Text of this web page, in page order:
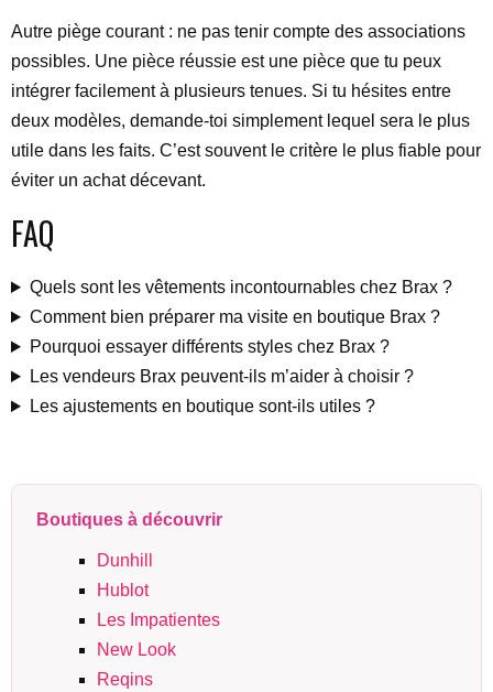
Autre piège courant : ne pas tenir compte des associations
possibles. Une pièce réussie est une pièce que tu peux
intégrer facilement à plusieurs tenues. Si tu hésites entre
deux modèles, demande-toi simplement lequel sera le plus
utile dans les faits. C’est souvent le critère le plus fiable pour
éviter un achat décevant.
FAQ
Quels sont les vêtements incontournables chez Brax ?
Comment bien préparer ma visite en boutique Brax ?
Pourquoi essayer différents styles chez Brax ?
Les vendeurs Brax peuvent-ils m’aider à choisir ?
Les ajustements en boutique sont-ils utiles ?
Boutiques à découvrir
Dunhill
Hublot
Les Impatientes
New Look
Reqins